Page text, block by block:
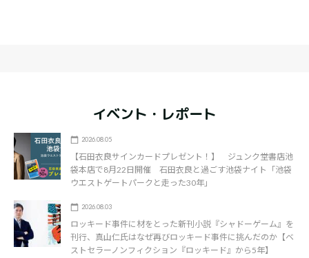
イベント・レポート
2026.08.05
【石田衣良サインカードプレゼント！】 ジュンク堂書店池
袋本店で8月22日開催 石田衣良と過ごす池袋ナイト「池袋
ウエストゲートパークと走った30年」
2026.08.03
ロッキード事件に材をとった新刊小説『シャドーゲーム』を
刊行、真山仁氏はなぜ再びロッキード事件に挑んだのか【ベ
ストセラーノンフィクション『ロッキード』から5年】